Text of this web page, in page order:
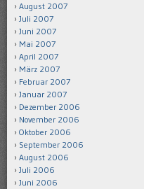
August 2007
Juli 2007
Juni 2007
Mai 2007
April 2007
März 2007
Februar 2007
Januar 2007
Dezember 2006
November 2006
Oktober 2006
September 2006
August 2006
Juli 2006
Juni 2006